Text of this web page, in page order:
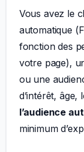
Vous avez le
automatique
fonction des
votre page),
ou une
d’intérêt, âge,
l’audience
minimum